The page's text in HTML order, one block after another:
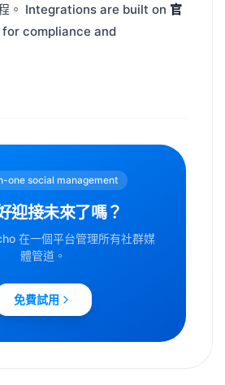
。 Integrations are built on 官
for compliance and
one social management
迎接未來了嗎？
在一個平台管理所有社群媒
體管道。
免費試用